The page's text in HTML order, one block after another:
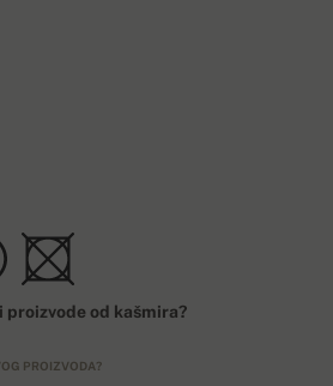
proizvode od kašmira?
PROIZVODA?